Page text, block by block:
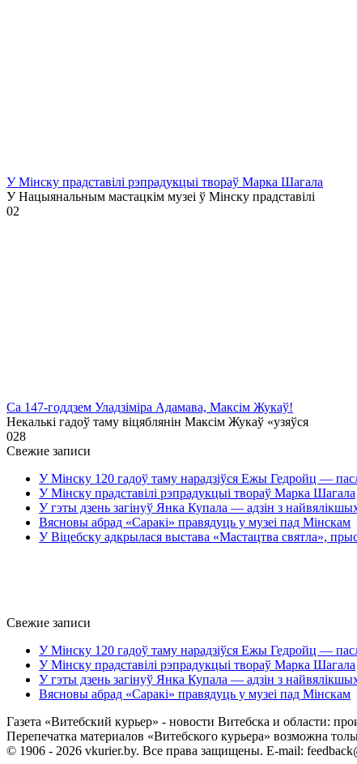
У Мінску прадставілі рэпрадукцыі твораў Марка Шагала
У Нацыянальным мастацкім музеі ў Мінску прадставілі
02
Са 147-годдзем Уладзіміра Адамава, Максім Жукаў!
Некалькі гадоў таму віцяблянін Максім Жукаў «узяўся
028
Свежие записи
У Мінску 120 гадоў таму нарадзіўся Ежы Гедройц —
У Мінску прадставілі рэпрадукцыі твораў Марка Шагала
У гэты дзень загінуў Янка Купала — адзін з
Вясновы абрад «Саракі» правядуць у музеі пад Мінскам
У Віцебску адкрылася выстава «Мастацтва святла»,
Свежие записи
У Мінску 120 гадоў таму нарадзіўся Ежы Гедройц —
У Мінску прадставілі рэпрадукцыі твораў Марка Шагала
У гэты дзень загінуў Янка Купала — адзін з
Вясновы абрад «Саракі» правядуць у музеі пад Мінскам
Газета «Витебский курьер» - новости Витебска и области:
Перепечатка материалов «Витебского курьера» возможна
© 1906 - 2026 vkurier.by. Все права защищены. E-mail: